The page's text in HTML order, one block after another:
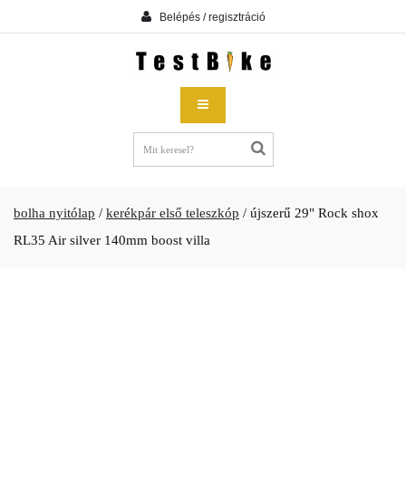
Belépés / regisztráció
bolha nyitólap / kerékpár első teleszkóp / újszerű 29" Rock shox
RL35 Air silver 140mm boost villa